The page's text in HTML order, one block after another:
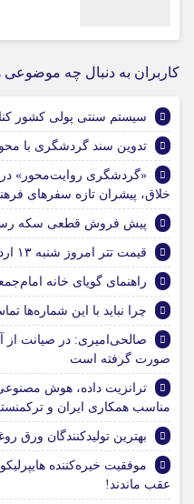
کاربران به دنبال چه موضوعی
سیستم سنتی پولی کشور
تدوین سند گردشگری با
«گردشگری روایت‌محور» در
خلاق، پیشران تازه سفرهای
پیش فروش قطعی سکه
قیمت تتر امروز شنبه ۱۳ اردیبهشت ۱۴۰۴
راهنمای گویای خانه
چرا نباید با این شماره‌ها
صالحی‌امیری: در صیانت از
صورت گرفته است
ترانزیت داده، هوش مصنوعی
مناسب همکاری ایران و
بهترین تولیدکنندگان ورق
موفقیت خیره‌کننده
عقب ماندند!